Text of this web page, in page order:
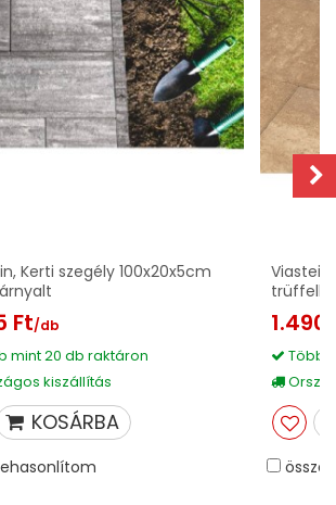
Kerti szegély 100x20x5cm
Ft/db
mint 20 db raktáron
kiszállítás
KOSÁRBA
1.490
Több